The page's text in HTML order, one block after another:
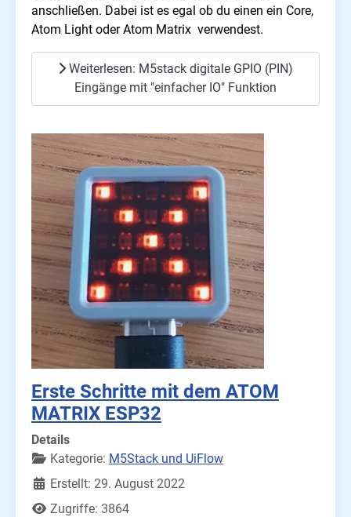
anschließen. Dabei ist es egal ob du einen ein Core,
Atom Light oder Atom Matrix verwendest.
Weiterlesen: M5stack digitale GPIO (PIN)
Eingänge mit "einfacher IO" Funktion
Erste Schritte mit dem ATOM
MATRIX ESP32
Details
Kategorie: M5Stack und UiFlow
Erstellt: 29. August 2022
Zugriffe: 3864